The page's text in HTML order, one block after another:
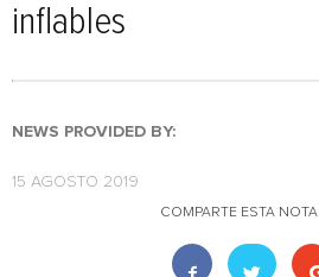
inflables
NEWS PROVIDED BY:
15 AGOSTO 2019
COMPARTE ESTA NOTA